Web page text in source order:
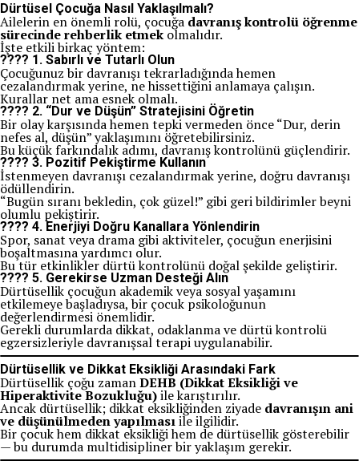
Dürtüsel Çocuğa Nasıl Yaklaşılmalı?
Ailelerin en önemli rolü, çocuğa davranış kontrolü öğrenme
sürecinde rehberlik etmek olmalıdır.
İşte etkili birkaç yöntem:
???? 1. Sabırlı ve Tutarlı Olun
Çocuğunuz bir davranışı tekrarladığında hemen
cezalandırmak yerine, ne hissettiğini anlamaya çalışın.
Kurallar net ama esnek olmalı.
???? 2. “Dur ve Düşün” Stratejisini Öğretin
Bir olay karşısında hemen tepki vermeden önce “Dur, derin
nefes al, düşün” yaklaşımını öğretebilirsiniz.
Bu küçük farkındalık adımı, davranış kontrolünü güçlendirir.
???? 3. Pozitif Pekiştirme Kullanın
İstenmeyen davranışı cezalandırmak yerine, doğru davranışı
ödüllendirin.
“Bugün sıranı bekledin, çok güzel!” gibi geri bildirimler beyni
olumlu pekiştirir.
???? 4. Enerjiyi Doğru Kanallara Yönlendirin
Spor, sanat veya drama gibi aktiviteler, çocuğun enerjisini
boşaltmasına yardımcı olur.
Bu tür etkinlikler dürtü kontrolünü doğal şekilde geliştirir.
???? 5. Gerekirse Uzman Desteği Alın
Dürtüsellik çocuğun akademik veya sosyal yaşamını
etkilemeye başladıysa, bir çocuk psikoloğunun
değerlendirmesi önemlidir.
Gerekli durumlarda dikkat, odaklanma ve dürtü kontrolü
egzersizleriyle davranışsal terapi uygulanabilir.
Dürtüsellik ve Dikkat Eksikliği Arasındaki Fark
Dürtüsellik çoğu zamanDEHB (Dikkat Eksikliği ve
Hiperaktivite Bozukluğu)ile karıştırılır.
Ancak dürtüsellik; dikkat eksikliğinden ziyade davranışın ani
ve düşünülmeden yapılmasıile ilgilidir.
Bir çocuk hem dikkat eksikliği hem de dürtüsellik gösterebilir
— bu durumda multidisipliner bir yaklaşım gerekir.